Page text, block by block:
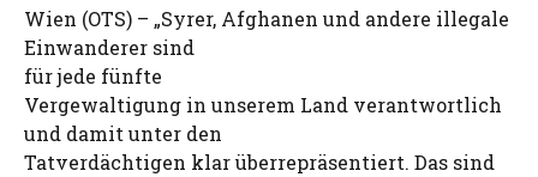
Wien (OTS) – „Syrer, Afghanen und andere illegale
Einwanderer sind
für jede fünfte
Vergewaltigung in unserem Land verantwortlich
und damit unter den
Tatverdächtigen klar überrepräsentiert. Das sind